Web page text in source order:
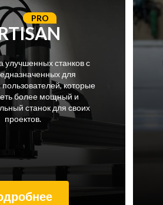
PRO
улучшенных станков с
для
которые
более мощный и
станок для своих
проектов.